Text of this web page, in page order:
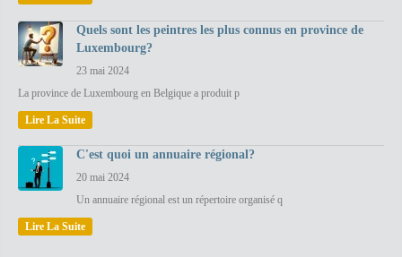
Quels sont les peintres les plus connus en province de
Luxembourg?
23 mai 2024
La province de Luxembourg en Belgique a produit p
Lire La Suite
C'est quoi un annuaire régional?
20 mai 2024
Un annuaire régional est un répertoire organisé q
Lire La Suite